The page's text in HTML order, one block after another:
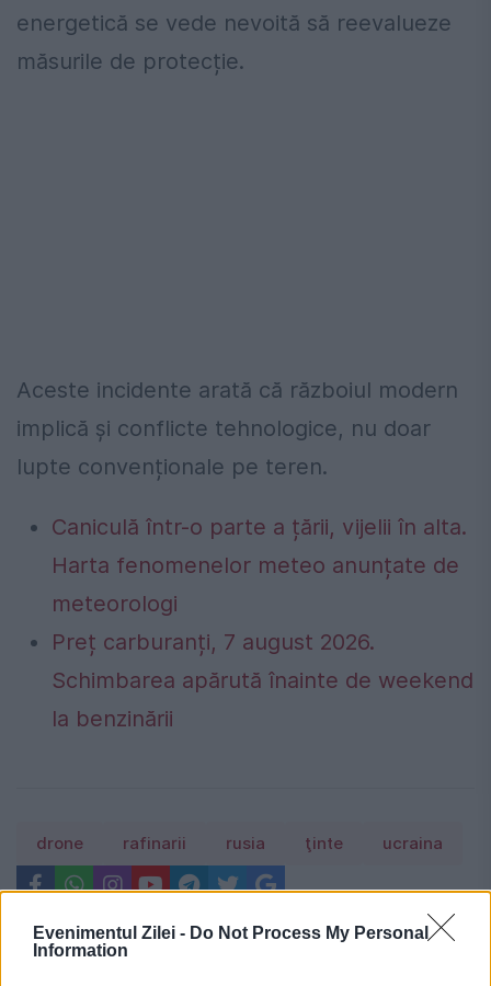
Evenimentul Zilei - Do Not Process My Personal
Information
energetică se vede nevoită să reevalueze
măsurile de protecție.
Aceste incidente arată că războiul modern
implică și conflicte tehnologice, nu doar
lupte convenționale pe teren.
Caniculă într-o parte a țării, vijelii în alta.
Harta fenomenelor meteo anunțate de
meteorologi
Preț carburanți, 7 august 2026.
Schimbarea apărută înainte de weekend
la benzinării
drone rafinarii rusia ţinte ucraina